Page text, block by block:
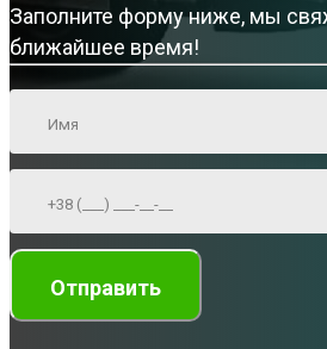
Заполните форму ниже, мы
ближайшее время!